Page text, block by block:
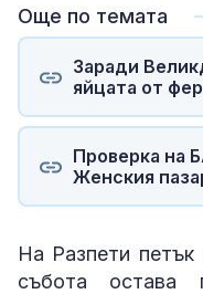
Още по темата
Заради
яйцата от
Проверка на
Женския
На Разпети
събота остава